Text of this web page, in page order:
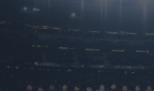
6 Nazioni
United Rugby
Top14